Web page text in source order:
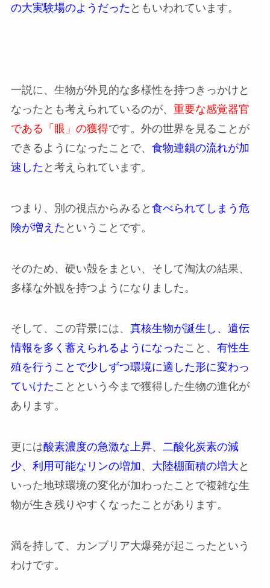
の大実験場のようだった ともいわれています。
一説に、生物が外見的な多様性を持つきっかけと
なったとも考えられているのが、 重要な感覚器官
である「眼」の獲得です。外の世界を見ることが
できるようになったことで、 食物連鎖の流れが加
速した と考えられています。
つまり、別の視点からみると 食べられてしまう危
険が増えた ということです。
そのため、硬い殻をまとい、そして淘汰の結果、
多様な外観を持つようになりました。
そして、この背景には、 真核生物が誕生し、遺伝
情報を多く蓄えられるようになった こと、 有性生
殖を行うことで少しずつ環境に適した形に変わっ
ていけた ことという今まで獲得した生物の進化が
あります。
更には酸素濃度の急激な上昇、 二酸化炭素の減
少、 利用可能なリンの増加、 大陸棚面積の増大 と
いった地球環境の変化が加わったことで複雑な生
物が生き残りやすくなったことがあります。
満を持して、カンブリア大爆発が起こったという
わけです。